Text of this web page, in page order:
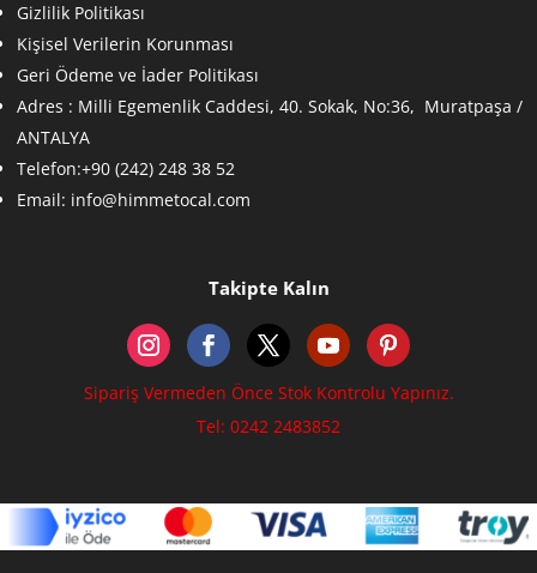
Gizlilik Politikası
Kişisel Verilerin Korunması
Geri Ödeme ve İader Politikası
Adres : Milli Egemenlik Caddesi, 40. Sokak, No:36, Muratpaşa /
ANTALYA
Telefon:+90 (242) 248 38 52
Email: info@himmetocal.com
Takipte Kalın
Sipariş Vermeden Önce Stok Kontrolu Yapınız.
Tel: 0242 2483852